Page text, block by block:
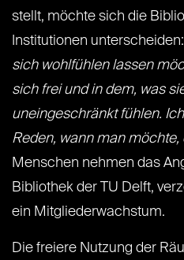
stellt, möchte sich die
Institutionen unterscheiden:
sich wohlfühlen lassen
sich frei und in dem, was
uneingeschränkt fühlen.
Reden, wann man möchte,
Menschen nehmen das
Bibliothek der TU Delft,
ein Mitgliederwachstum.
Die freiere Nutzung der